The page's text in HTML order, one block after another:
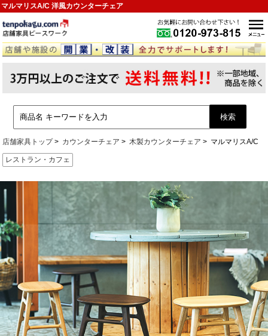
マルマリスA/C 洋風カウンターチェア
店舗家具トップ カウンターチェア 木製カウンターチェア マルマリスA/C
レストラン・カフェ